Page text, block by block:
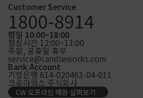
Customer Service
1800-8914
평일 10:00~18:00
점심시간 12:00~13:00
주말, 공휴일 휴무
service@candleworks.com
Bank Account
기업은행 614-020463-04-011
크로마웍스 주식회사
CW 오프라인 매장 살펴보기